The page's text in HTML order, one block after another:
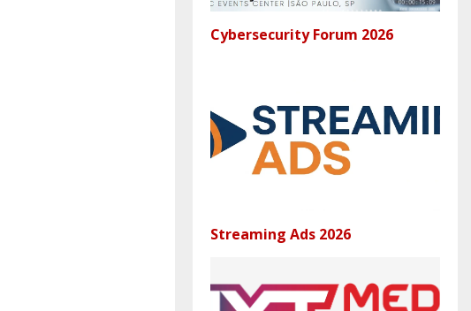
Cybersecurity Forum 2026
Streaming Ads 2026